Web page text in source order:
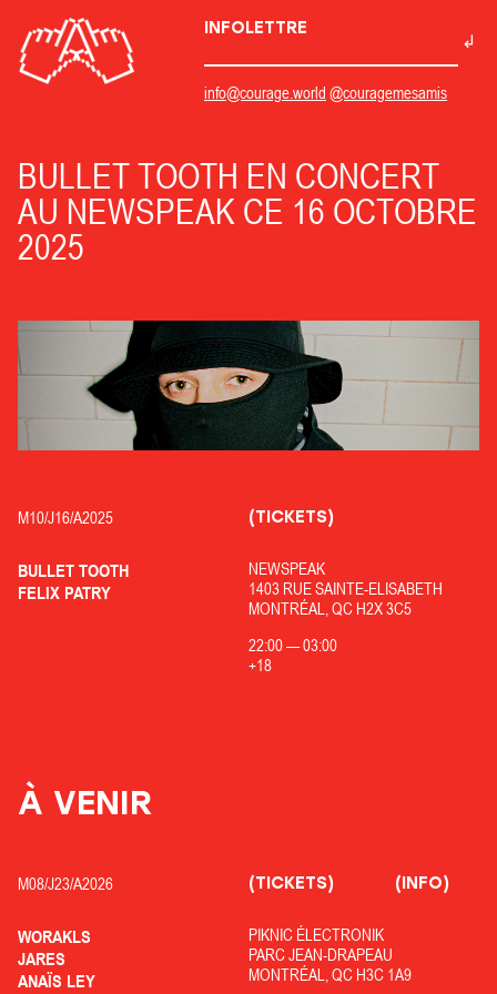
INFOLETTRE
info@courage.world @couragemesamis
BULLET TOOTH EN CONCERT
AU NEWSPEAK CE 16 OCTOBRE
2025
M10/J16/A2025
BULLET TOOTH
FELIX PATRY
NEWSPEAK
1403 RUE SAINTE-ELISABETH
MONTRÉAL, QC H2X 3C5
22:00—03:00
+18
(TICKETS)
À VENIR
M08/J23/A2026
WORAKLS
JARES
ANAÏS LEY
PIKNIC ÉLECTRONIK
PARC JEAN-DRAPEAU
MONTRÉAL, QC H3C 1A9
(TICKETS) (INFO)